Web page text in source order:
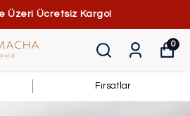
Üzeri Ücretsiz Kargo!
0
Fırsatlar